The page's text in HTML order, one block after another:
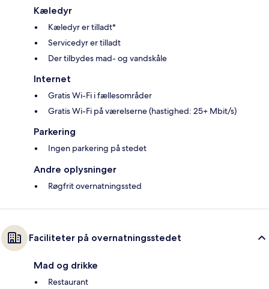
Kæledyr
Kæledyr er tilladt*
Servicedyr er tilladt
Der tilbydes mad- og vandskåle
Internet
Gratis Wi-Fi i fællesområder
Gratis Wi-Fi på værelserne (hastighed: 25+ Mbit/s)
Parkering
Ingen parkering på stedet
Andre oplysninger
Røgfrit overnatningssted
Faciliteter på overnatningsstedet
Mad og drikke
Restaurant